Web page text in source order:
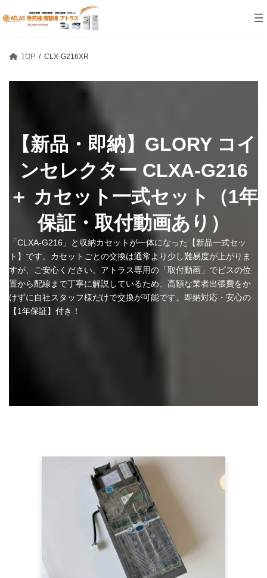
ン
テ
ビ
ゲ
TOP CLX-G216XR
【新品・即納】GLORY コイ
ンセレクター CLXA-G216
＋ カセット一式セット（1年
保証・取付動画あり）
「CLXA-G216」と収納カセットが一体になった【新品一式セッ
ト】です。カセットごとの交換は通常より少し難易度が上がりま
すが、ご安心ください。アトラス専用の「取付動画」でビスの位
置から配線まで丁寧に解説しているため、高額な業者出張費をか
けずに自社スタッフ様だけで交換が可能です。即納対応・安心の
【1年保証】付き！